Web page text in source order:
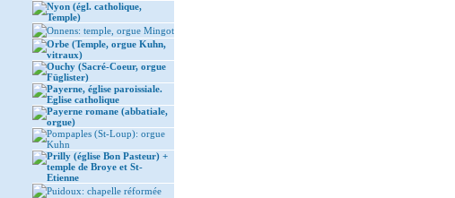
Nyon (égl. catholique,
Temple)
Onnens: temple, orgue Mingot
Orbe (Temple, orgue Kuhn,
vitraux)
Ouchy (Sacré-Coeur, orgue
Füglister)
Payerne, église paroissiale.
Eglise catholique
Payerne romane (abbatiale,
orgue)
Pompaples (St-Loup): orgue
Kuhn
Prilly (église Bon Pasteur) +
temple de Broye et St-
Etienne
Puidoux: chapelle réformée